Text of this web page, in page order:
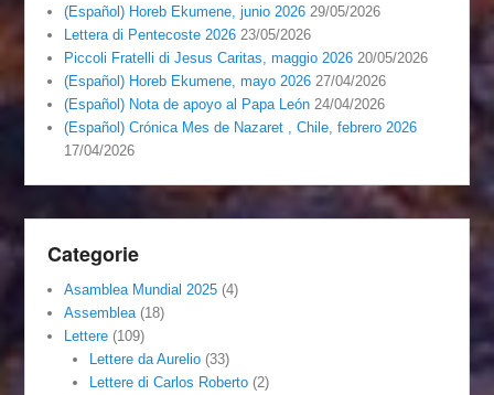
(Español) Horeb Ekumene, junio 2026 29/05/2026
Lettera di Pentecoste 2026 23/05/2026
Piccoli Fratelli di Jesus Caritas, maggio 2026 20/05/2026
(Español) Horeb Ekumene, mayo 2026 27/04/2026
(Español) Nota de apoyo al Papa León 24/04/2026
(Español) Crónica Mes de Nazaret , Chile, febrero 2026
17/04/2026
Categorie
Asamblea Mundial 2025 (4)
Assemblea (18)
Lettere (109)
Lettere da Aurelio(33)
Lettere di Carlos Roberto(2)